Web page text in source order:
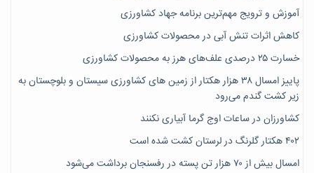
آموزش و ترویج مهم‌ترین برنامه جهاد کشاورزی
کاهش اثرات تنش آبی در محصولات کشاورزی
خسارت ۲۵ درصدی علف‌های هرز به محصولات کشاورزی
پاییز امسال ۳۸ هزار هکتار از زمین های کشاورزی سیستان و بلوچستان به
زیر کشت گندم می‌رود
کشاورزان در ساعات اوج گرما آبیاری نکنند
۴۰۲ هکتار گلرنگ در لرستان کشت شده است
امسال بیش از ۷۰ هزار تن پسته در رفسنجان برداشت می‌شود